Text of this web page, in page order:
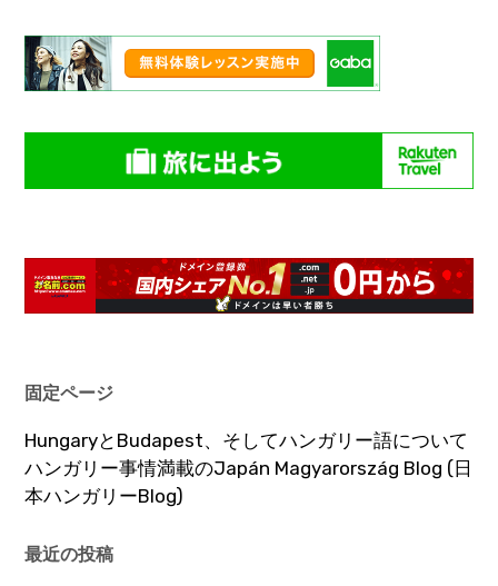
固定ページ
HungaryとBudapest、そしてハンガリー語について
ハンガリー事情満載のJapán Magyarország Blog (日
本ハンガリーBlog)
最近の投稿